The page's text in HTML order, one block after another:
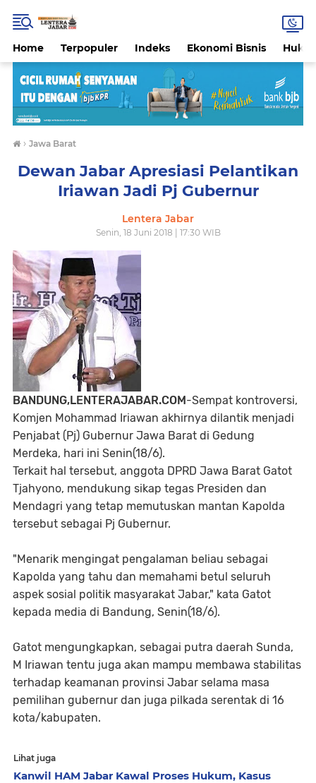
Home Terpopuler Indeks Ekonomi Bisnis
› Jawa Barat
Dewan Jabar Apresiasi Pelantikan
Iriawan Jadi Pj Gubernur
Lentera Jabar
Senin, 18 Juni 2018 | 17:30 WIB
BANDUNG,LENTERAJABAR.COM-Sempat kontroversi,
Komjen Mohammad Iriawan akhirnya dilantik menjadi
Penjabat (Pj) Gubernur Jawa Barat di Gedung
Merdeka, hari ini Senin(18/6).
Terkait hal tersebut, anggota DPRD Jawa Barat Gatot
Tjahyono, mendukung sikap tegas Presiden dan
Mendagri yang tetap memutuskan mantan Kapolda
tersebut sebagai Pj Gubernur.
"Menarik mengingat pengalaman beliau sebagai
Kapolda yang tahu dan memahami betul seluruh
aspek sosial politik masyarakat Jabar," kata Gatot
kepada media di Bandung, Senin(18/6).
Gatot mengungkapkan, sebagai putra daerah Sunda,
M Iriawan tentu juga akan mampu membawa stabilitas
terhadap keamanan provinsi Jabar selama masa
pemilihan gubernur dan juga pilkada serentak di 16
kota/kabupaten.
Lihat juga
Kanwil HAM Jabar Kawal Proses Hukum, Kasus